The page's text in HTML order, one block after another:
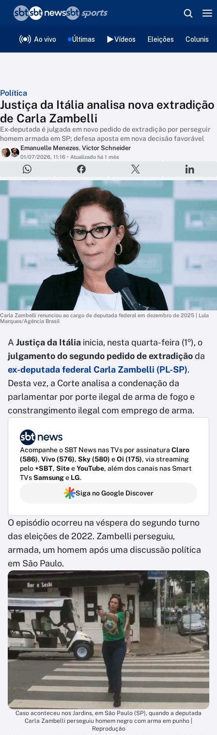
Ao vivo Últimas Vídeos Eleições
Política
Justiça da Itália analisa nova extradição
de Carla Zambelli
Ex-deputada é julgada em novo pedido de extradição por perseguir
homem armada em SP; defesa aposta em nova decisão favorável
Emanuelle Menezes, Victor Schneider
01/07/2026, 11:16 • Atualizado há 1 mês
Carla Zambelli renunciou ao cargo de deputada federal em dezembro de 2025 | Lula
Marques/Agência Brasil
A Justiça da Itália inicia, nesta quarta-feira (1º), o
julgamento do segundo pedido de extradiçãoda
ex-deputada federal Carla Zambelli (PL-SP).
Desta vez, a Corte analisa a condenação da
parlamentar por porte ilegal de arma de fogo e
constrangimento ilegal com emprego de arma.
Acompanhe o SBT News nas TVs por assinatura Claro
(586), Vivo (576), Sky (580) eOi (175), via streaming
pelo+SBT, SiteeYouTube, além dos canais nas Smart
TVsSamsunge LG.
Siga no Google Discover
O episódio ocorreu na véspera do segundo turno
das eleições de 2022. Zambelli perseguiu,
armada, um homem após uma discussão política
em São Paulo.
Caso aconteceu nos Jardins, em São Paulo (SP), quando a deputada
Carla Zambelli perseguiu homem negro com arma em punho |
Reprodução
❮voltar
Editorias